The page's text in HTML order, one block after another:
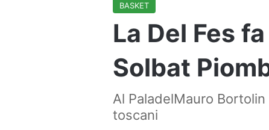
BASKET
La Del Fes
Solbat
Al PaladelMauro
toscani